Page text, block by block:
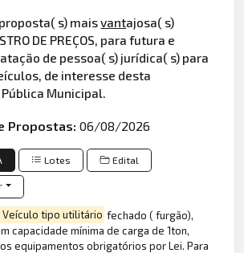
s) maisvantajosa( s)
DE PREÇOS, para futura e
de pessoa( s) jurídica( s) para
de interesse desta
Municipal.
Propostas:06/08/2026
Lotes Edital
Veículo tipo utilitário fechado ( furgão),
capacidade mínima de carga de 1ton,
equipamentos obrigatórios por Lei. Para